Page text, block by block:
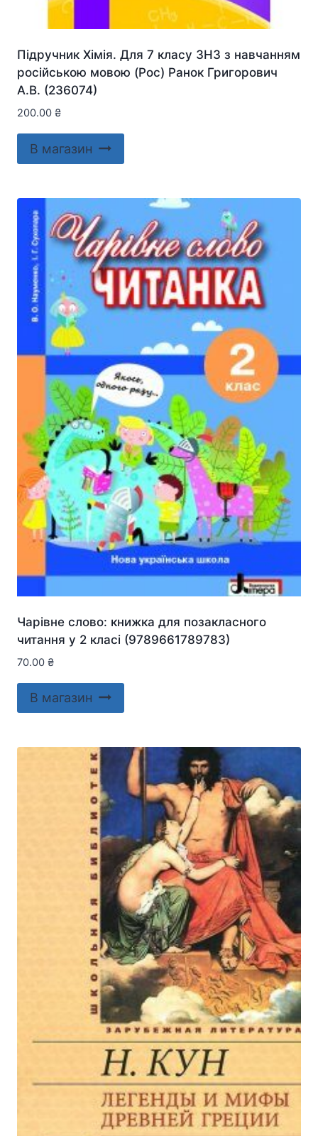
Підручник Хімія. Для 7 класу ЗНЗ з навчанням
російською мовою (Рос) Ранок Григорович
А.В. (236074)
200.00 ₴
В магазин
Чарівне слово: книжка для позакласного
читання у 2 класі (9789661789783)
70.00 ₴
В магазин